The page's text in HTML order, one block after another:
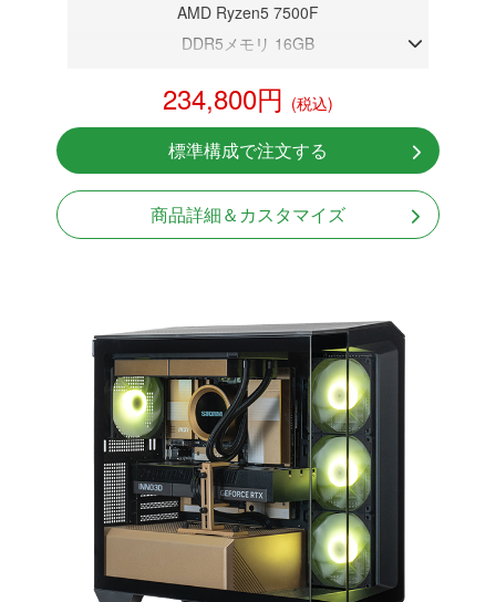
AMD Ryzen5 7500F
DDR5メモリ 16GB
NVMeSSD 1TB
無線LAN Bluetooth対応
Windows11 Home 64bit
234,800円 (税込)
標準構成で注文する
商品詳細＆カスタマイズ